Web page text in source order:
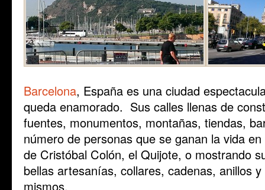
Barcelona, España es una ciudad
queda enamorado. Sus calles llenas de
fuentes, monumentos, montañas, tiendas,
número de personas que se ganan la vida
de Cristóbal Colón, el Quijote, o mostrando
bellas artesanías, collares, cadenas, anillos
mismos.